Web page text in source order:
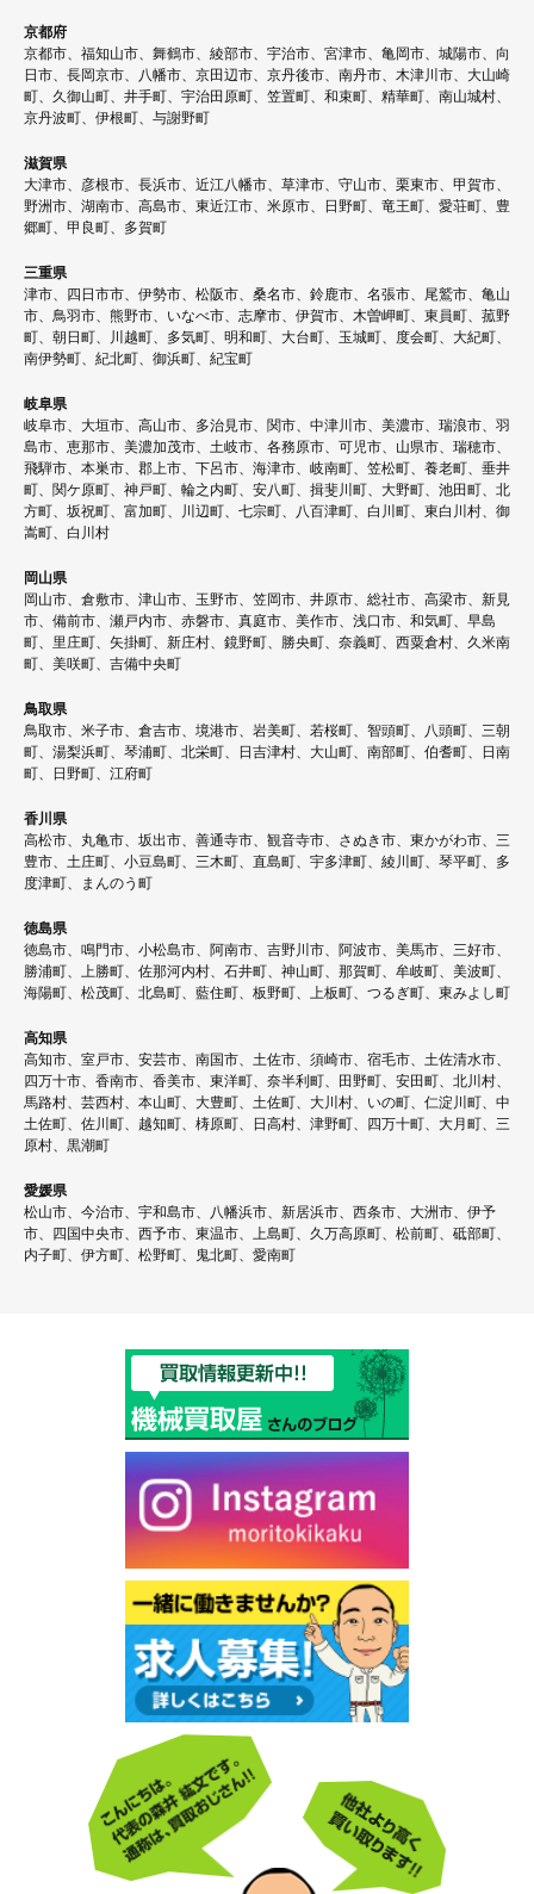
京都府
京都市、福知山市、舞鶴市、綾部市、宇治市、宮津市、亀岡市、城陽市、向
日市、長岡京市、八幡市、京田辺市、京丹後市、南丹市、木津川市、大山崎
町、久御山町、井手町、宇治田原町、笠置町、和束町、精華町、南山城村、
京丹波町、伊根町、与謝野町
滋賀県
大津市、彦根市、長浜市、近江八幡市、草津市、守山市、栗東市、甲賀市、
野洲市、湖南市、高島市、東近江市、米原市、日野町、竜王町、愛荘町、豊
郷町、甲良町、多賀町
三重県
津市、四日市市、伊勢市、松阪市、桑名市、鈴鹿市、名張市、尾鷲市、亀山
市、鳥羽市、熊野市、いなべ市、志摩市、伊賀市、木曽岬町、東員町、菰野
町、朝日町、川越町、多気町、明和町、大台町、玉城町、度会町、大紀町、
南伊勢町、紀北町、御浜町、紀宝町
岐阜県
岐阜市、大垣市、高山市、多治見市、関市、中津川市、美濃市、瑞浪市、羽
島市、恵那市、美濃加茂市、土岐市、各務原市、可児市、山県市、瑞穂市、
飛騨市、本巣市、郡上市、下呂市、海津市、岐南町、笠松町、養老町、垂井
町、関ケ原町、神戸町、輪之内町、安八町、揖斐川町、大野町、池田町、北
方町、坂祝町、富加町、川辺町、七宗町、八百津町、白川町、東白川村、御
嵩町、白川村
岡山県
岡山市、倉敷市、津山市、玉野市、笠岡市、井原市、総社市、高梁市、新見
市、備前市、瀬戸内市、赤磐市、真庭市、美作市、浅口市、和気町、早島
町、里庄町、矢掛町、新庄村、鏡野町、勝央町、奈義町、西粟倉村、久米南
町、美咲町、吉備中央町
鳥取県
鳥取市、米子市、倉吉市、境港市、岩美町、若桜町、智頭町、八頭町、三朝
町、湯梨浜町、琴浦町、北栄町、日吉津村、大山町、南部町、伯耆町、日南
町、日野町、江府町
香川県
高松市、丸亀市、坂出市、善通寺市、観音寺市、さぬき市、東かがわ市、三
豊市、土庄町、小豆島町、三木町、直島町、宇多津町、綾川町、琴平町、多
度津町、まんのう町
徳島県
徳島市、鳴門市、小松島市、阿南市、吉野川市、阿波市、美馬市、三好市、
勝浦町、上勝町、佐那河内村、石井町、神山町、那賀町、牟岐町、美波町、
海陽町、松茂町、北島町、藍住町、板野町、上板町、つるぎ町、東みよし町
高知県
高知市、室戸市、安芸市、南国市、土佐市、須崎市、宿毛市、土佐清水市、
四万十市、香南市、香美市、東洋町、奈半利町、田野町、安田町、北川村、
馬路村、芸西村、本山町、大豊町、土佐町、大川村、いの町、仁淀川町、中
土佐町、佐川町、越知町、梼原町、日高村、津野町、四万十町、大月町、三
原村、黒潮町
愛媛県
松山市、今治市、宇和島市、八幡浜市、新居浜市、西条市、大洲市、伊予
市、四国中央市、西予市、東温市、上島町、久万高原町、松前町、砥部町、
内子町、伊方町、松野町、鬼北町、愛南町